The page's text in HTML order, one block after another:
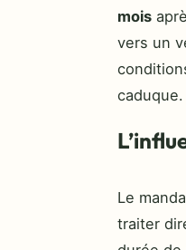
mois
vers un
caduque.
Le
traiter